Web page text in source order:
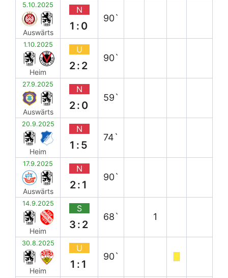
5.10.2025
Auswärts
N
1:0
90`
1.10.2025
Heim
U
2:2
90`
27.9.2025
Auswärts
N
2:0
59`
20.9.2025
Heim
N
1:5
74`
17.9.2025
Auswärts
N
2:1
90`
14.9.2025
Heim
S
3:2
68` 1
30.8.2025
Heim
U
1:1
90`